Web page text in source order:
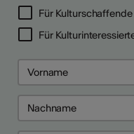
Für Kulturschaffende
Für